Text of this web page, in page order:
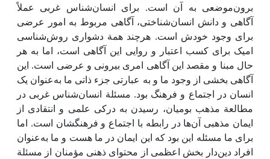
برون‌موضعی به آن است. برای انسان‌شناس غربی عملاً
آگاهی و دانش انسان‌شناختی، آگاهی مربوط به امور عرضی
برای وجود خودش است. هرچند همة دشواری روش‌شناسی
امیک برای کسب اعتبار و روایی ‌این آگاهی است، اما به هر
حال مبنا و مقصد ‌این آگاهی امری بیرونی و عرضی است. ‌این
آگاهی بخشی از وجود ما و به عبارتی جزء ذاتی ما به‌عنوان یک
انسان در اجتماع و فرهنگ بود. مسئلة انسان‌شناس غربی در
مطالعة مذهب بومیان، رسیدن به درکی علمی ‌و انتقادی از
‌ایمان مذهبی آن‌ها در رابطه با اجتماع و فرهنگشان است. اما
برای ما مسئله ‌این بود که ‌این ‌ایمان در ما هست و ما به‌عنوان
افراد دین‌دار بخش اعظمی از محتوای ذهنی مؤمنان از مسئلة